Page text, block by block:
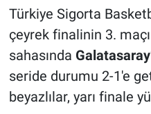
Türkiye Sigorta
çeyrek finalinin 3.
sahasında Galatasaray
seride durumu 2-1'e
beyazlılar, yarı finale